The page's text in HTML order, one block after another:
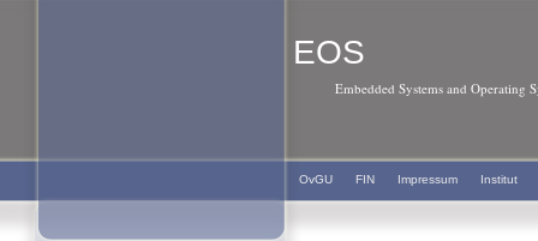
EOS
Embedded Systems and Operating
OvGU FIN Impressum Institut